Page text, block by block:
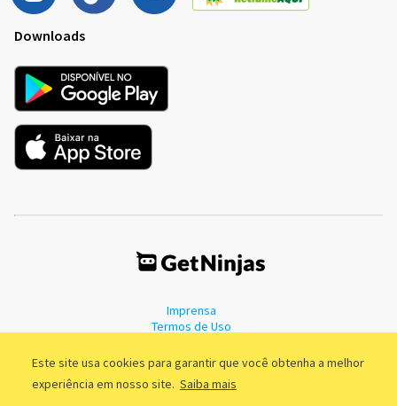
Este site usa cookies para garantir que você obtenha a melhor
experiência em nosso site. Saiba mais
Downloads
Imprensa
Termos de Uso